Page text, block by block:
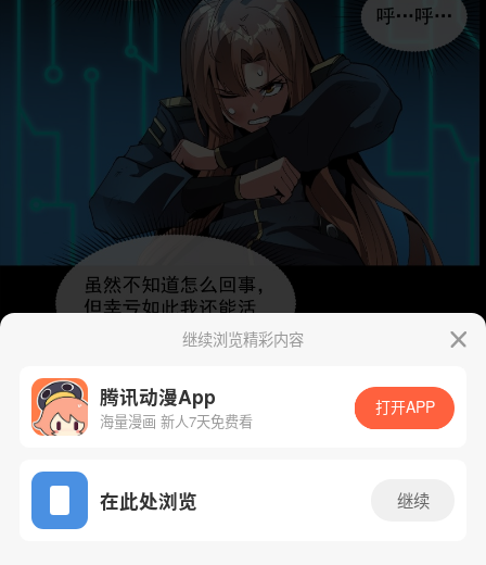
App免费看
继续浏览精彩内容
腾讯动漫App
海量漫画 新人7天免费看
打开APP
在此处浏览 继续